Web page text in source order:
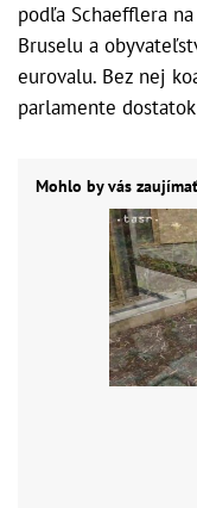
podľa Schaefflera
Bruselu a
eurovalu. Bez nej
parlamente
Mohlo by vás